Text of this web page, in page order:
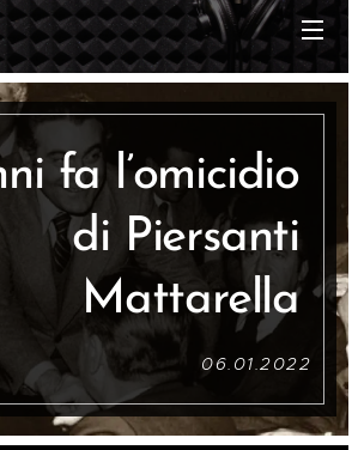
fa l’omicidio
di Piersanti
Mattarella
06.01.2022